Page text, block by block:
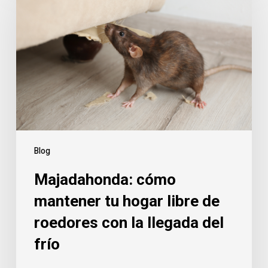
Blog
hogar
roedores
con
la
llegada
Majadahonda: cómo
mantener tu hogar libre de
roedores con la llegada del
frío